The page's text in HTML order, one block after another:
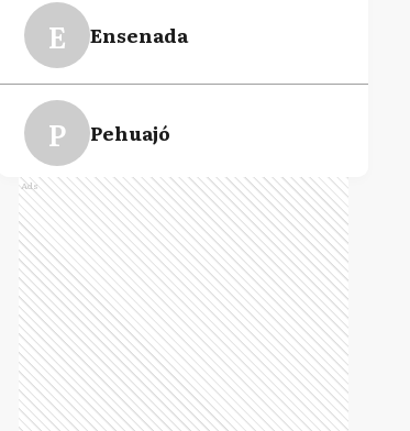
E Ensenada
P Pehuajó
RP Roque Perez
Ads